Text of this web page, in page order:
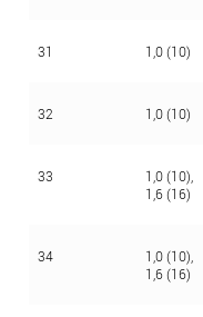
31 1,0 (10)
32 1,0 (10)
33
1,0 (10),
1,6 (16)
34
1,0 (10),
1,6 (16)